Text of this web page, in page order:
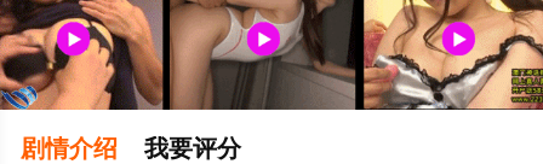
剧情介绍 我要评分